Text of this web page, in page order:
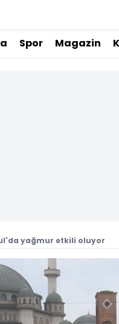
Spor Magazin
yağmur etkili oluyor